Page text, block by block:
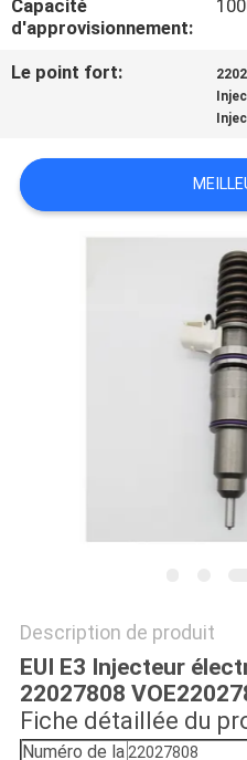
CONTRÔLE
QUALITÉ
CONTACTEZ-
NOUS
Capacité
d'approvisionnement:
Le point fort:
Description de produit
EUI E3 Injecteur
22027808
Fiche détaillée du
Numéro de la22027808